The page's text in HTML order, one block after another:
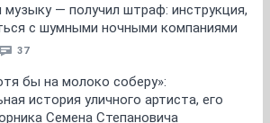
музыку — получил штраф: инструкция,
с шумными ночными компаниями
37
бы на молоко соберу»:
история уличного артиста, его
Семена Степановича